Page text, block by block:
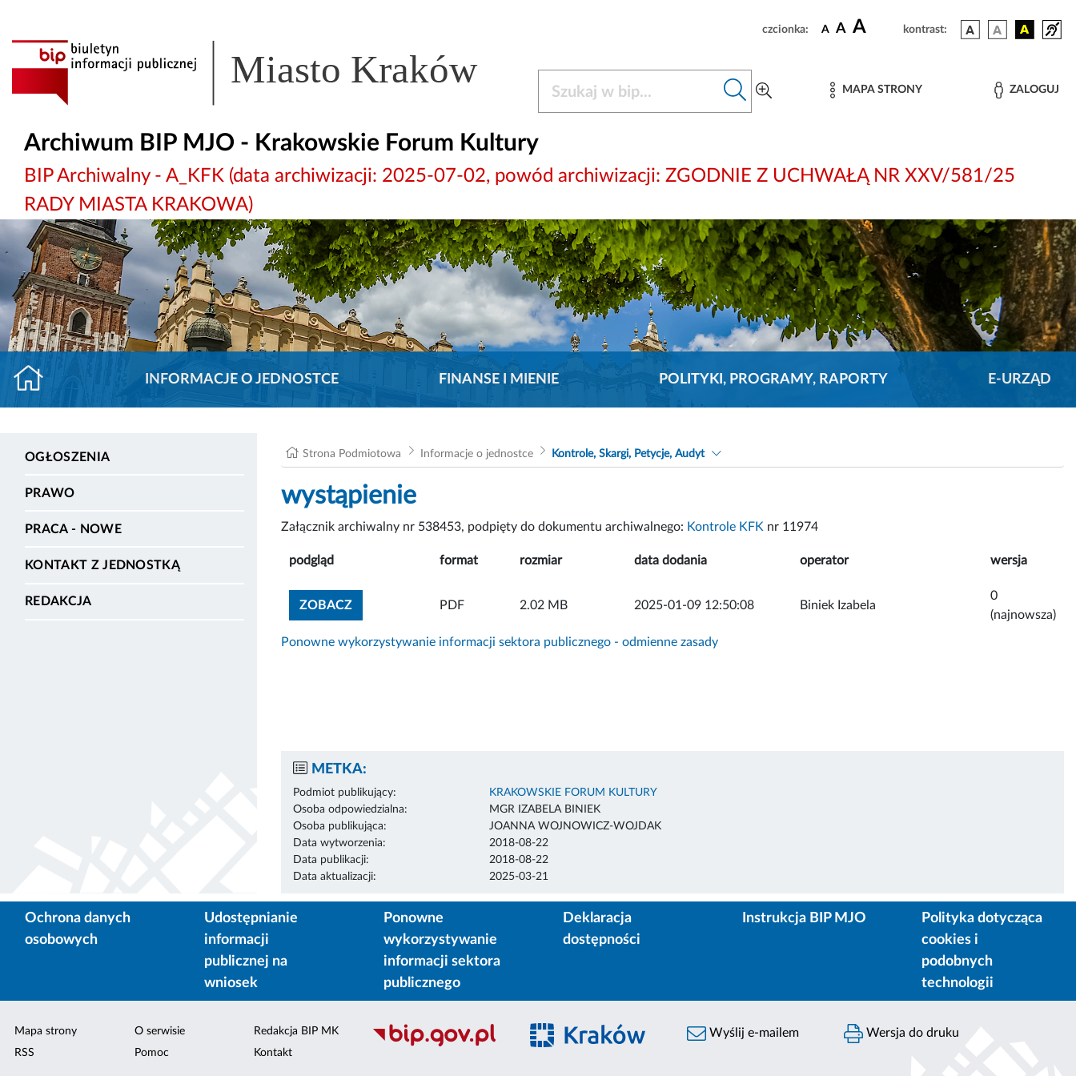
czcionka: A A A kontrast:
Miasto Kraków MAPA STRONY ZALOGUJ
Archiwum BIP MJO - Krakowskie Forum Kultury
BIP Archiwalny - A_KFK (data archiwizacji: 2025-07-02, powód archiwizacji: ZGODNIE Z UCHWAŁĄ NR XXV/581/25
RADY MIASTA KRAKOWA)
INFORMACJE O JEDNOSTCE FINANSE I MIENIE POLITYKI, PROGRAMY, RAPORTY E-URZĄD
OGŁOSZENIA
PRAWO
PRACA - NOWE
KONTAKT Z JEDNOSTKĄ
REDAKCJA
Strona Podmiotowa Informacje o jednostce Kontrole, Skargi, Petycje, Audyt
wystąpienie
Załącznik archiwalny nr 538453, podpięty do dokumentu archiwalnego: Kontrole KFK nr 11974
podgląd format rozmiar data dodania operator wersja
ZOBACZZOBACZ ZAŁĄCZNIK
PDF 2.02 MB 2025-01-09 12:50:08 Biniek Izabela
0
(najnowsza)
Ponowne wykorzystywanie informacji sektora publicznego - odmienne zasady
METKA:
Podmiot publikujący:
KRAKOWSKIE FORUM KULTURY
Osoba odpowiedzialna:
MGR IZABELA BINIEK
Osoba publikująca:
JOANNA WOJNOWICZ-WOJDAK
Data wytworzenia:
2018-08-22
Data publikacji:
2018-08-22
Data aktualizacji:
2025-03-21
Ochrona danych
osobowych
Udostępnianie
informacji
publicznej na
wniosek
Ponowne
wykorzystywanie
informacji sektora
publicznego
Deklaracja
dostępności
Instrukcja BIP MJO
Polityka dotycząca
cookies i
podobnych
technologii
Mapa strony
RSS
O serwisie
Pomoc
Redakcja BIP MK
Kontakt
Wyślij e-mailem Wersja do druku